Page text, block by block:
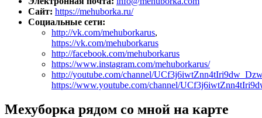
Сайт: https://mehuborka.ru/
Социальные сети:
http://vk.com/mehuborkarus,
https://vk.com/mehuborkarus
http://facebook.com/mehuborkarus
https://www.instagram.com/mehuborkarus/
http://youtube.com/channel/UCf3j6iwtZnn4tIri9dw_Dzw
https://www.youtube.com/channel/
Мехуборка рядом со мной на карте